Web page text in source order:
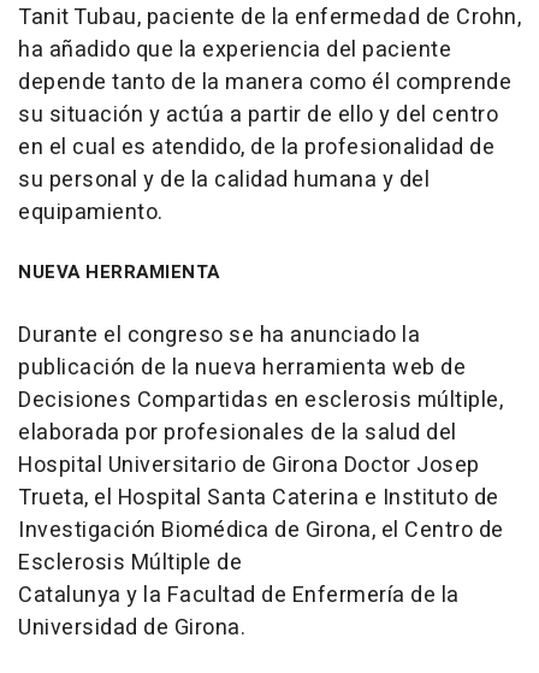
Tanit Tubau, paciente de la enfermedad de Crohn,
ha añadido que la experiencia del paciente
depende tanto de la manera como él comprende
su situación y actúa a partir de ello y del centro
en el cual es atendido, de la profesionalidad de
su personal y de la calidad humana y del
equipamiento.
NUEVA HERRAMIENTA
Durante el congreso se ha anunciado la
publicación de la nueva herramienta web de
Decisiones Compartidas en esclerosis múltiple,
elaborada por profesionales de la salud del
Hospital Universitario de Girona Doctor Josep
Trueta, el Hospital Santa Caterina e Instituto de
Investigación Biomédica de Girona, el Centro de
Esclerosis Múltiple de
Catalunya y la Facultad de Enfermería de la
Universidad de Girona.